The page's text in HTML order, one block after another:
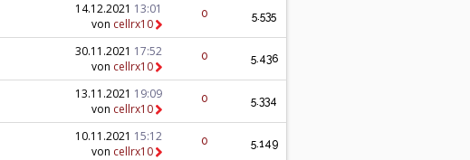
14.12.2021 13:01
von cellrx10
0 5.535
30.11.2021 17:52
von cellrx10
0 5.436
13.11.2021 19:09
von cellrx10
0 5.334
10.11.2021 15:12
von cellrx10
0 5.149